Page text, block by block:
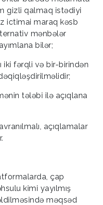
gizli qalmaq istədiyi
ictimai maraq kəsb
mənbələr
bilər;
iki fərqli və bir-birindən
tələbi ilə açıqlana
açıqlamalar
çap
kimi yayılmış
məqsəd